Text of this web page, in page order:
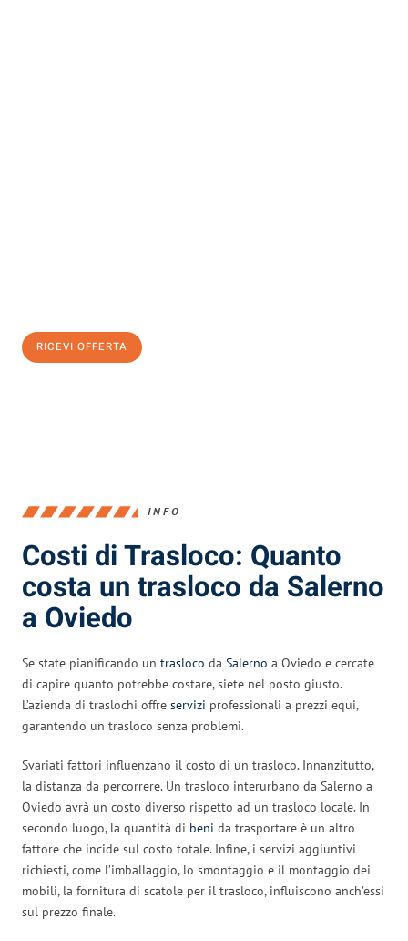
RICEVI OFFERTA
INFO
Costi di Trasloco: Quanto
costa un trasloco da Salerno
a Oviedo
Se state pianificando un trasloco da Salerno a Oviedo e cercate
di capire quanto potrebbe costare, siete nel posto giusto.
L’azienda di traslochi offre servizi professionali a prezzi equi,
garantendo un trasloco senza problemi.
Svariati fattori influenzano il costo di un trasloco. Innanzitutto,
la distanza da percorrere. Un trasloco interurbano da Salerno a
Oviedo avrà un costo diverso rispetto ad un trasloco locale. In
secondo luogo, la quantità di beni da trasportare è un altro
fattore che incide sul costo totale. Infine, i servizi aggiuntivi
richiesti, come l’imballaggio, lo smontaggio e il montaggio dei
mobili, la fornitura di scatole per il trasloco, influiscono anch’essi
sul prezzo finale.